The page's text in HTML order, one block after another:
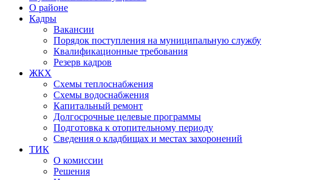
О районе
Кадры
Вакансии
Порядок поступления на муниципальную службу
Квалификационные требования
Резерв кадров
ЖКХ
Схемы теплоснабжения
Схемы водоснабжения
Капитальный ремонт
Долгосрочные целевые программы
Подготовка к отопительному периоду
Сведения о кладбищах и местах захоронений
ТИК
О комиссии
Решения